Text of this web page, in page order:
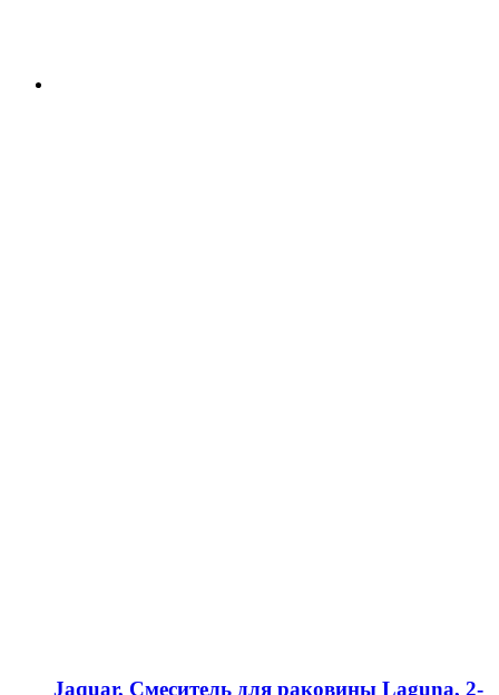
Jaquar, Смеситель для раковины Laguna, 2-